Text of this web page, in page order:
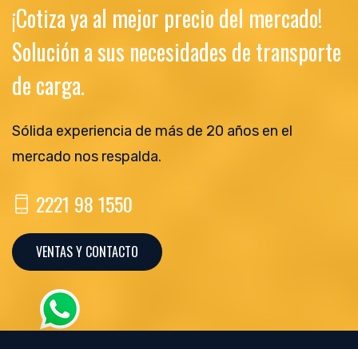
¡Cotiza ya al mejor precio del mercado!
Solución a sus necesidades de transporte
de carga.
Sólida experiencia de más de 20 años en el
mercado nos respalda.
2221 98 1550
VENTAS Y CONTACTO